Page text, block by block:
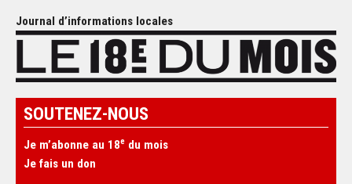
Journal d’informations locales
SOUTENEZ-NOUS
Je m’abonne au 18e du mois
Je fais un don